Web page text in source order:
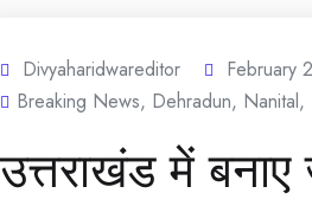
Divyaharidwareditor
February
Breaking News, Dehradun, Nanital,
उत्तराखंड में